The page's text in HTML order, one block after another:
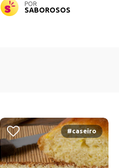
POR
SABOROSOS
#caseiro